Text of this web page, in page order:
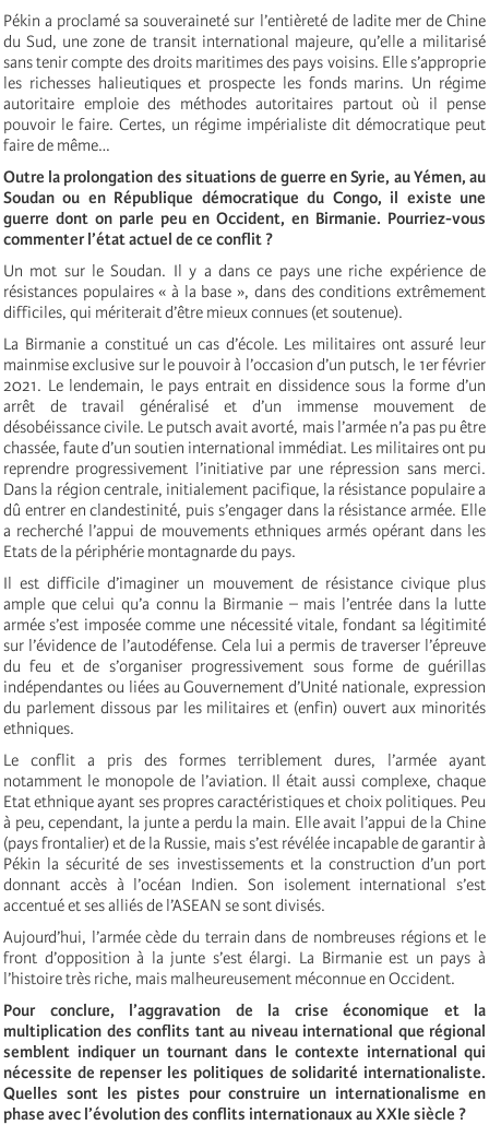
Pékin a proclamé sa souveraineté sur l’entièreté de ladite mer de Chine
du Sud, une zone de transit international majeure, qu’elle a militarisé
sans tenir compte des droits maritimes des pays voisins. Elle s’approprie
les richesses halieutiques et prospecte les fonds marins. Un régime
autoritaire emploie des méthodes autoritaires partout où il pense
pouvoir le faire. Certes, un régime impérialiste dit démocratique peut
faire de même…
Outre la prolongation des situations de guerre en Syrie, au Yémen, au
Soudan ou en République démocratique du Congo, il existe une
guerre dont on parle peu en Occident, en Birmanie. Pourriez-vous
commenter l’état actuel de ce conflit ?
Un mot sur le Soudan. Il y a dans ce pays une riche expérience de
résistances populaires « à la base », dans des conditions extrêmement
difficiles, qui mériterait d’être mieux connues (et soutenue).
La Birmanie a constitué un cas d’école. Les militaires ont assuré leur
mainmise exclusive sur le pouvoir à l’occasion d’un putsch, le 1er février
2021. Le lendemain, le pays entrait en dissidence sous la forme d’un
arrêt de travail généralisé et d’un immense mouvement de
désobéissance civile. Le putsch avait avorté, mais l’armée n’a pas pu être
chassée, faute d’un soutien international immédiat. Les militaires ont pu
reprendre progressivement l’initiative par une répression sans merci.
Dans la région centrale, initialement pacifique, la résistance populaire a
dû entrer en clandestinité, puis s’engager dans la résistance armée. Elle
a recherché l’appui de mouvements ethniques armés opérant dans les
Etats de la périphérie montagnarde du pays.
Il est difficile d’imaginer un mouvement de résistance civique plus
ample que celui qu’a connu la Birmanie – mais l’entrée dans la lutte
armée s’est imposée comme une nécessité vitale, fondant sa légitimité
sur l’évidence de l’autodéfense. Cela lui a permis de traverser l’épreuve
du feu et de s’organiser progressivement sous forme de guérillas
indépendantes ou liées au Gouvernement d’Unité nationale, expression
du parlement dissous par les militaires et (enfin) ouvert aux minorités
ethniques.
Le conflit a pris des formes terriblement dures, l’armée ayant
notamment le monopole de l’aviation. Il était aussi complexe, chaque
Etat ethnique ayant ses propres caractéristiques et choix politiques. Peu
à peu, cependant, la junte a perdu la main. Elle avait l’appui de la Chine
(pays frontalier) et de la Russie, mais s’est révélée incapable de garantir à
Pékin la sécurité de ses investissements et la construction d’un port
donnant accès à l’océan Indien. Son isolement international s’est
accentué et ses alliés de l’ASEAN se sont divisés.
Aujourd’hui, l’armée cède du terrain dans de nombreuses régions et le
front d’opposition à la junte s’est élargi. La Birmanie est un pays à
l’histoire très riche, mais malheureusement méconnue en Occident.
Pour conclure, l’aggravation de la crise économique et la
multiplication des conflits tant au niveau international que régional
semblent indiquer un tournant dans le contexte international qui
nécessite de repenser les politiques de solidarité internationaliste.
Quelles sont les pistes pour construire un internationalisme en
phase avec l’évolution des conflits internationaux au XXIe siècle ?